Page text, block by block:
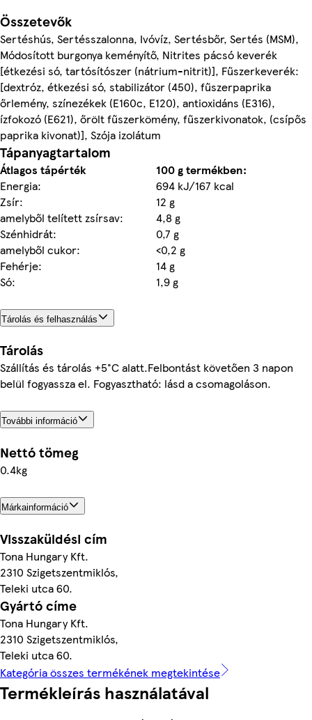
Összetevők
Sertéshús, Sertésszalonna, Ivóvíz, Sertésbőr, Sertés (MSM),
Módosított burgonya keményítő, Nitrites pácsó keverék
[étkezési só, tartósítószer (nátrium-nitrit)], Fűszerkeverék:
[dextróz, étkezési só, stabilizátor (450), fűszerpaprika
őrlemény, színezékek (E160c, E120), antioxidáns (E316),
ízfokozó (E621), őrölt fűszerkömény, fűszerkivonatok, (csípős
paprika kivonat)], Szója izolátum
Tápanyagtartalom
Átlagos tápérték
100 g termékben:
Energia:
694 kJ/167 kcal
Zsír:
12 g
amelyből telített zsírsav:
4,8 g
Szénhidrát:
0,7 g
amelyből cukor:
<0,2 g
Fehérje:
14 g
Só:
1,9 g
Tárolás és felhasználás
Tárolás
Szállítás és tárolás +5°C alatt.Felbontást követően 3 napon
belül fogyassza el. Fogyasztható: lásd a csomagoláson.
További információ
Nettó tömeg
0.4kg
Márkainformáció
Visszaküldési cím
Tona Hungary Kft.
2310 Szigetszentmiklós,
Teleki utca 60.
Gyártó címe
Tona Hungary Kft.
2310 Szigetszentmiklós,
Teleki utca 60.
Kategória összes termékének megtekintése
Termékleírás használatával